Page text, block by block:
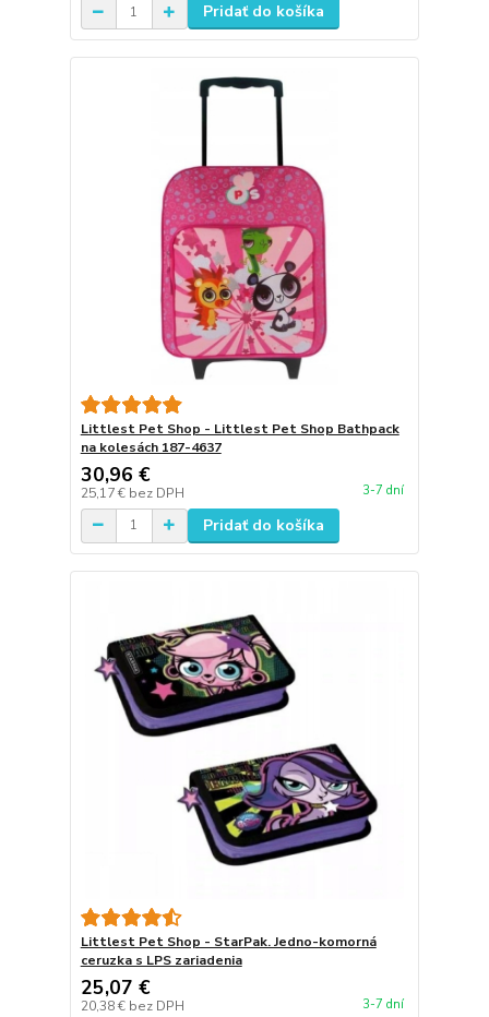
Pridať do košíka
Littlest Pet Shop - Littlest Pet Shop Bathpack
na kolesách 187-4637
30,96 €
25,17 € bez DPH 3-7 dní
Pridať do košíka
Littlest Pet Shop - StarPak. Jedno-komorná
ceruzka s LPS zariadenia
25,07 €
20,38 € bez DPH 3-7 dní